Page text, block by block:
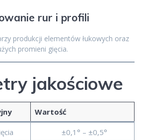
rur i profili
produkcji elementów łukowych oraz
promieni gięcia.
jakościowe
Wartość
±0,1° – ±0,5°